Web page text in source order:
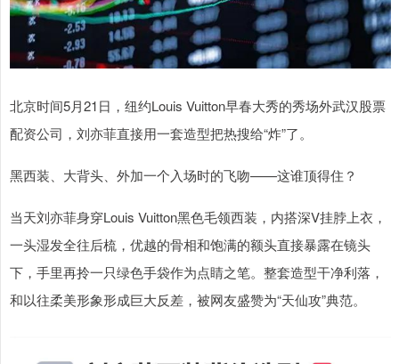
北京时间5月21日，纽约Louis Vuitton早春大秀的秀场外武汉股票
配资公司，刘亦菲直接用一套造型把热搜给“炸”了。
黑西装、大背头、外加一个入场时的飞吻——这谁顶得住？
当天刘亦菲身穿Louis Vuitton黑色毛领西装，内搭深V挂脖上衣，
一头湿发全往后梳，优越的骨相和饱满的额头直接暴露在镜头
下，手里再拎一只绿色手袋作为点睛之笔。整套造型干净利落，
和以往柔美形象形成巨大反差，被网友盛赞为“天仙攻”典范。